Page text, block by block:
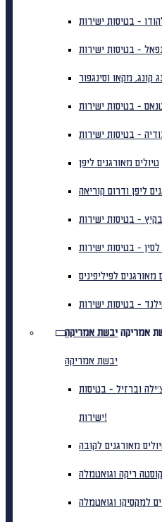
קונג, מקאו וסינגפור
טיולים מאורגנים ליפן
ליפן ודרום קוריאה
מאורגנים לפיליפינים
אמריקה יבשת אמריקה
יבשת אמריקה
וברזיל - בטיסות
ישירות!
מאורגנים לקובה
ריקה וגואטמלה
למקסיקו וגואטמלה